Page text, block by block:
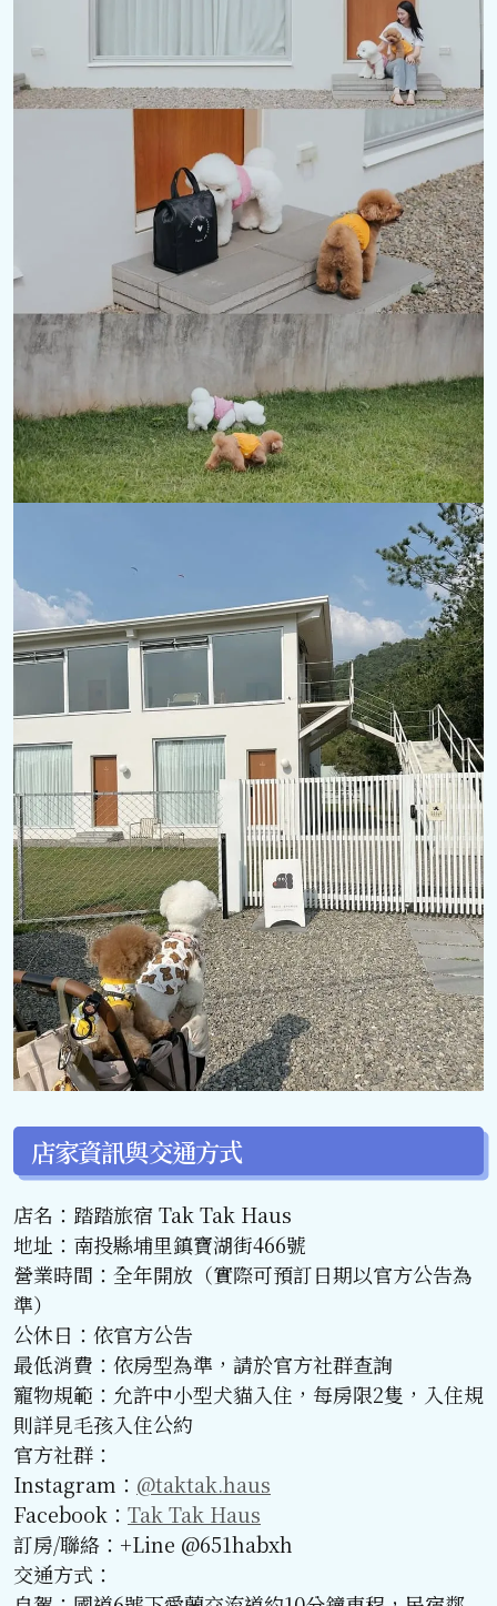
店家資訊與交通方式
店名：踏踏旅宿 Tak Tak Haus
地址：南投縣埔里鎮寶湖街466號
營業時間：全年開放（實際可預訂日期以官方公告為
準）
公休日：依官方公告
最低消費：依房型為準，請於官方社群查詢
寵物規範：允許中小型犬貓入住，每房限2隻，入住規
則詳見毛孩入住公約
官方社群：
Instagram： @taktak.haus
Facebook： Tak Tak Haus
訂房/聯絡：+Line @651habxh
交通方式：